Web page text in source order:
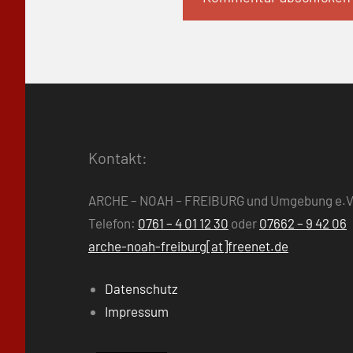
Kontakt:
ARCHE – NOAH – FREIBURG und Umgebung
Telefon: 0761 – 4 01 12 30 oder 07662 – 9 42 06
arche-noah-freiburg[at]freenet.de
Datenschutz
Impressum